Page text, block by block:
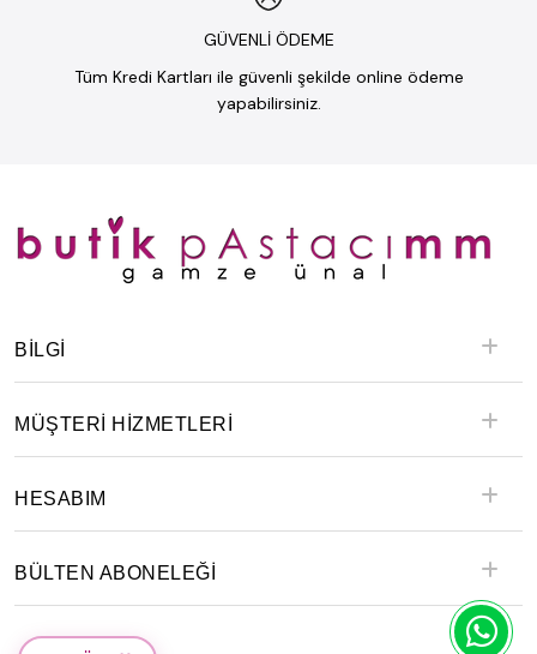
GÜVENLİ ÖDEME
Tüm Kredi Kartları ile güvenli şekilde online ödeme
yapabilirsiniz.
BILGI
MÜŞTERİ HİZMETLERİ
HESABIM
BÜLTEN ABONELEĞİ